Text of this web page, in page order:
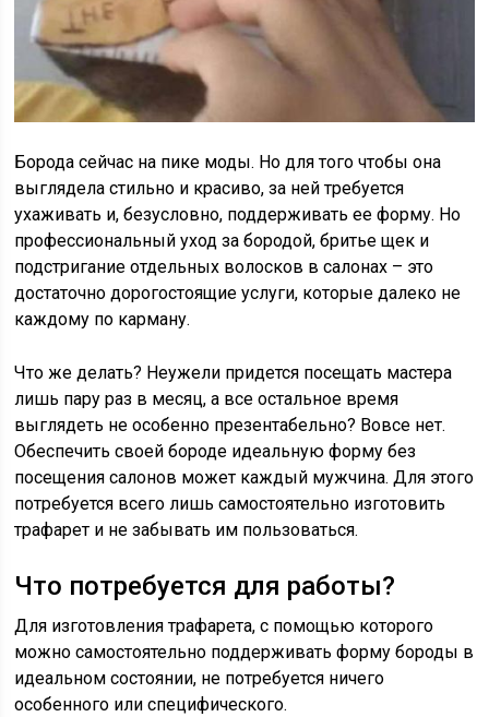
Борода сейчас на пике моды. Но для того чтобы она
выглядела стильно и красиво, за ней требуется
ухаживать и, безусловно, поддерживать ее форму. Но
профессиональный уход за бородой, бритье щек и
подстригание отдельных волосков в салонах – это
достаточно дорогостоящие услуги, которые далеко не
каждому по карману.
Что же делать? Неужели придется посещать мастера
лишь пару раз в месяц, а все остальное время
выглядеть не особенно презентабельно? Вовсе нет.
Обеспечить своей бороде идеальную форму без
посещения салонов может каждый мужчина. Для этого
потребуется всего лишь самостоятельно изготовить
трафарет и не забывать им пользоваться.
Что потребуется для работы?
Для изготовления трафарета, с помощью которого
можно самостоятельно поддерживать форму бороды в
идеальном состоянии, не потребуется ничего
особенного или специфического.